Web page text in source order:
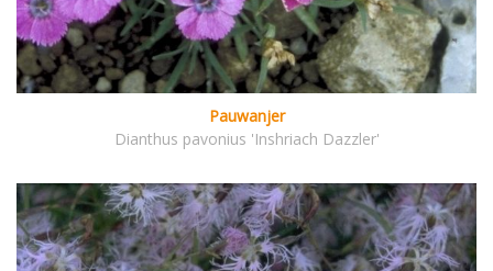
Pauwanjer
Dianthus pavonius 'Inshriach Dazzler'